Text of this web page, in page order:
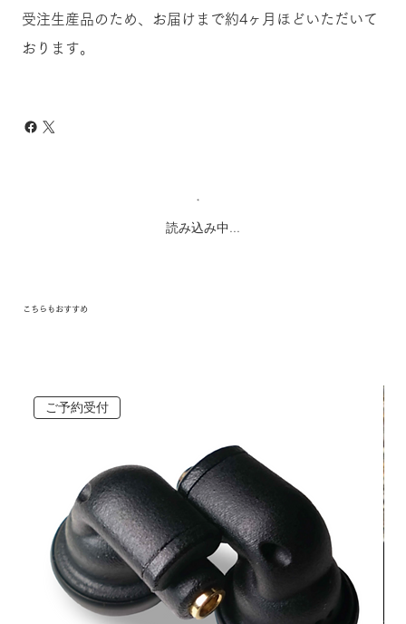
受注生産品のため、お届けまで約4ヶ月ほどいただいて
おります。
読み込み中...
こちらもおすすめ
ご予約受付